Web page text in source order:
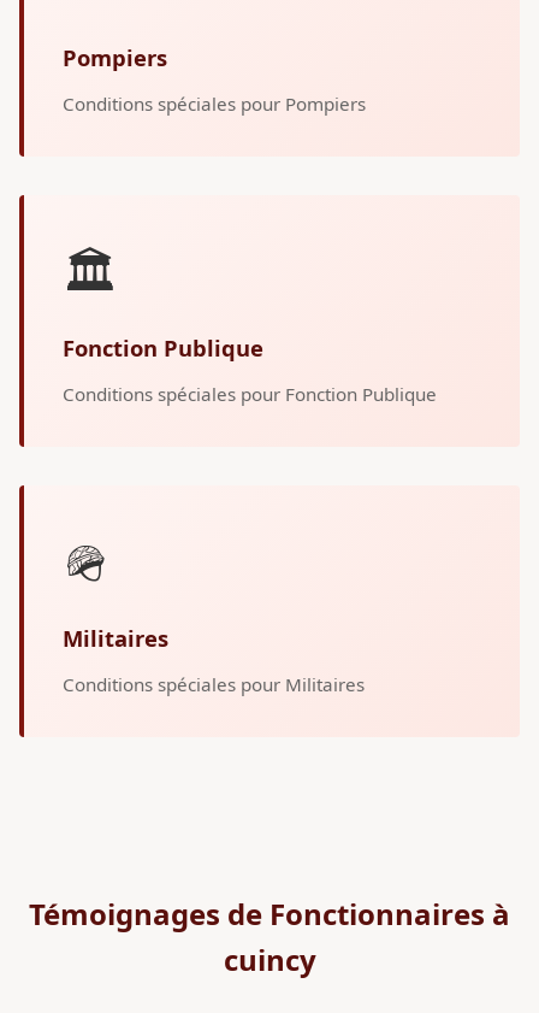
Pompiers
Conditions spéciales pour Pompiers
🏛️
Fonction Publique
Conditions spéciales pour Fonction Publique
🪖
Militaires
Conditions spéciales pour Militaires
Témoignages de Fonctionnaires à
cuincy